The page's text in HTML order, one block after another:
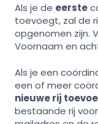
Als je de eerste
toevoegt, zal de
opgenomen zijn.
Voornaam en
Als je een
een of meer
nieuwe rij
bestaande rij